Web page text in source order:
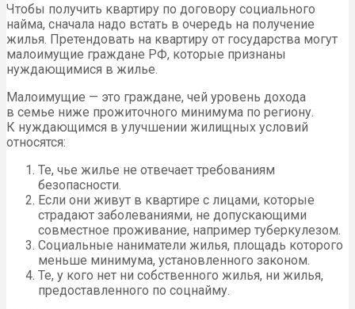
Чтобы получить квартиру по договору социального
найма, сначала надо встать в очередь на получение
жилья. Претендовать на квартиру от государства могут
малоимущие граждане РФ, которые признаны
нуждающимися в жилье.
Малоимущие — это граждане, чей уровень дохода
в семье ниже прожиточного минимума по региону.
К нуждающимся в улучшении жилищных условий
относятся:
Те, чье жилье не отвечает требованиям
безопасности.
Если они живут в квартире с лицами, которые
страдают заболеваниями, не допускающими
совместное проживание, например туберкулезом.
Социальные наниматели жилья, площадь которого
меньше минимума, установленного законом.
Те, у кого нет ни собственного жилья, ни жилья,
предоставленного по соцнайму.